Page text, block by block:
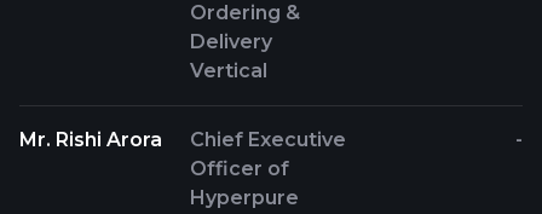
Ordering &
Delivery
Vertical
Mr. Rishi Arora
Chief Executive
Officer of
Hyperpure
-